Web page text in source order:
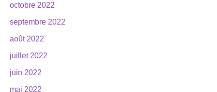
octobre 2022
septembre 2022
août 2022
juillet 2022
juin 2022
mai 2022